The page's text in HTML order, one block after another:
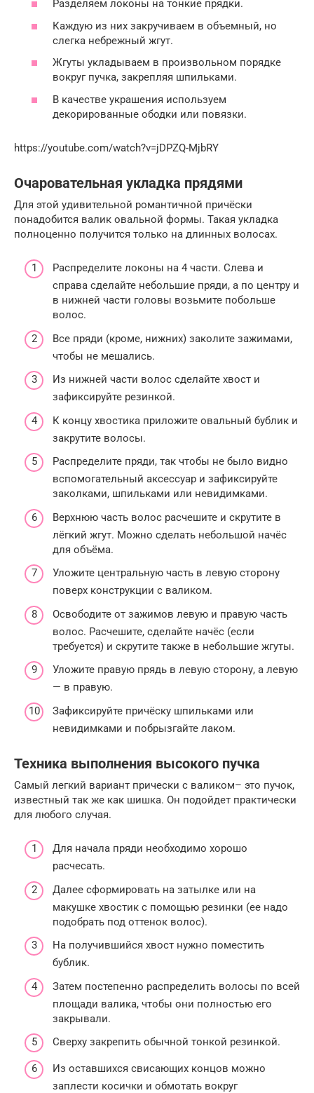
Разделяем локоны на тонкие прядки.
Каждую из них закручиваем в объемный, но
слегка небрежный жгут.
Жгуты укладываем в произвольном порядке
вокруг пучка, закрепляя шпильками.
В качестве украшения используем
декорированные ободки или повязки.
https://youtube.com/watch?v=jDPZQ-MjbRY
Очаровательная укладка прядями
Для этой удивительной романтичной причёски
понадобится валик овальной формы. Такая укладка
полноценно получится только на длинных волосах.
Распределите локоны на 4 части. Слева и
справа сделайте небольшие пряди, а по центру и
в нижней части головы возьмите побольше
волос.
Все пряди (кроме, нижних) заколите зажимами,
чтобы не мешались.
Из нижней части волос сделайте хвост и
зафиксируйте резинкой.
К концу хвостика приложите овальный бублик и
закрутите волосы.
Распределите пряди, так чтобы не было видно
вспомогательный аксессуар и зафиксируйте
заколками, шпильками или невидимками.
Верхнюю часть волос расчешите и скрутите в
лёгкий жгут. Можно сделать небольшой начёс
для объёма.
Уложите центральную часть в левую сторону
поверх конструкции с валиком.
Освободите от зажимов левую и правую часть
волос. Расчешите, сделайте начёс (если
требуется) и скрутите также в небольшие жгуты.
Уложите правую прядь в левую сторону, а левую
— в правую.
Зафиксируйте причёску шпильками или
невидимками и побрызгайте лаком.
Техника выполнения высокого пучка
Самый легкий вариант прически с валиком– это пучок,
известный так же как шишка. Он подойдет практически
для любого случая.
Для начала пряди необходимо хорошо
расчесать.
Далее сформировать на затылке или на
макушке хвостик с помощью резинки (ее надо
подобрать под оттенок волос).
На получившийся хвост нужно поместить
бублик.
Затем постепенно распределить волосы по всей
площади валика, чтобы они полностью его
закрывали.
Сверху закрепить обычной тонкой резинкой.
Из оставшихся свисающих концов можно
заплести косички и обмотать вокруг